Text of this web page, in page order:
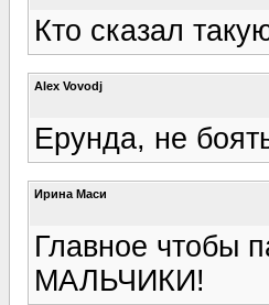
Кто сказал
Alex Vovodj
Ерунда, не
Ирина Маси
Главное чтобы
МАЛЬЧИКИ!